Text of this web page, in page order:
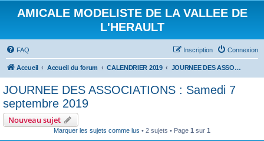
AMICALE MODELISTE DE LA VALLEE DE
L'HERAULT
FAQ Connexion
Inscription
Accueil Accueil du forum CALENDRIER 2019 JOURNEE DES ASSOCIATIONS : Samedi 7 septembre 2019
JOURNEE DES ASSOCIATIONS : Samedi 7
septembre 2019
Nouveau sujet
Marquer les sujets comme lus • 2 sujets • Page 1 sur 1